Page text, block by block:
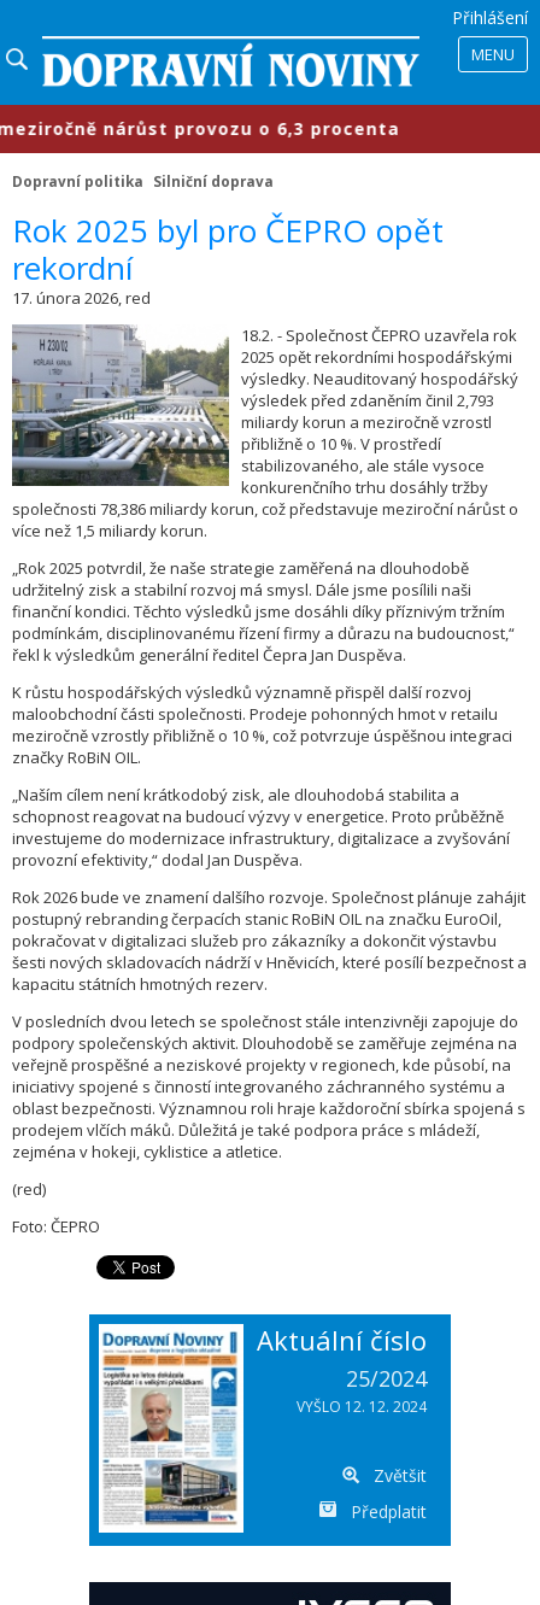
Přihlášení
MENU
nárůst provozu o 6,3 procenta
Dopravní politika Silniční doprava
​Rok 2025 byl pro ČEPRO opět
rekordní
17. února 2026, red
18.2. - Společnost ČEPRO uzavřela rok
2025 opět rekordními hospodářskými
výsledky. Neauditovaný hospodářský
výsledek před zdaněním činil 2,793
miliardy korun a meziročně vzrostl
přibližně o 10 %. V prostředí
stabilizovaného, ale stále vysoce
konkurenčního trhu dosáhly tržby
společnosti 78,386 miliardy korun, což představuje meziroční nárůst o
více než 1,5 miliardy korun.
„Rok 2025 potvrdil, že naše strategie zaměřená na dlouhodobě
udržitelný zisk a stabilní rozvoj má smysl. Dále jsme posílili naši
finanční kondici. Těchto výsledků jsme dosáhli díky příznivým tržním
podmínkám, disciplinovanému řízení firmy a důrazu na budoucnost,“
řekl k výsledkům generální ředitel Čepra Jan Duspěva.
K růstu hospodářských výsledků významně přispěl další rozvoj
maloobchodní části společnosti. Prodeje pohonných hmot v retailu
meziročně vzrostly přibližně o 10 %, což potvrzuje úspěšnou integraci
značky RoBiN OIL.
„Naším cílem není krátkodobý zisk, ale dlouhodobá stabilita a
schopnost reagovat na budoucí výzvy v energetice. Proto průběžně
investujeme do modernizace infrastruktury, digitalizace a zvyšování
provozní efektivity,“ dodal Jan Duspěva.
Rok 2026 bude ve znamení dalšího rozvoje. Společnost plánuje zahájit
postupný rebranding čerpacích stanic RoBiN OIL na značku EuroOil,
pokračovat v digitalizaci služeb pro zákazníky a dokončit výstavbu
šesti nových skladovacích nádrží v Hněvicích, které posílí bezpečnost a
kapacitu státních hmotných rezerv.
V posledních dvou letech se společnost stále intenzivněji zapojuje do
podpory společenských aktivit. Dlouhodobě se zaměřuje zejména na
veřejně prospěšné a neziskové projekty v regionech, kde působí, na
iniciativy spojené s činností integrovaného záchranného systému a
oblast bezpečnosti. Významnou roli hraje každoroční sbírka spojená s
prodejem vlčích máků. Důležitá je také podpora práce s mládeží,
zejména v hokeji, cyklistice a atletice.
(red)
Foto: ČEPRO
Aktuální číslo
25/2024
VYŠLO 12. 12. 2024
Zvětšit
Předplatit